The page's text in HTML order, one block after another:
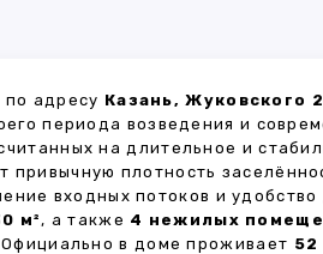
адресу Казань, Жуковского
периода возведения и
на длительное и
привычную плотность
входных потоков и
м², а также 4 нежилых
в доме проживает 52